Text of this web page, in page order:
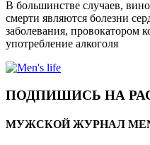
В большинстве случаев,
смерти являются болезни
заболевания, провокатором
употребление алкоголя
ПОДПИШИСЬ НА
МУЖСКОЙ ЖУРНАЛ